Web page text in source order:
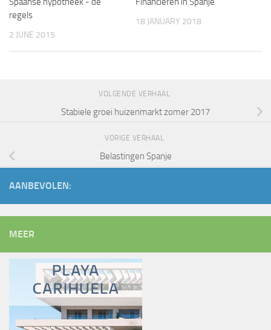
regels
2 JUNE 2015
18 JANUARY 2018
VOLGENDE VERHAAL
Stabiele groei huizenmarkt zomer 2017
VORIGE VERHAAL
Belastingen Spanje
AANBEVOLEN:
MEER